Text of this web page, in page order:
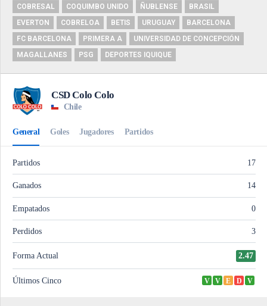
COBRESAL
COQUIMBO UNIDO ÑUBLENSE
BRASIL
EVERTON
COBRELOA BETIS URUGUAY
BARCELONA
FC BARCELONA
PRIMERA A
UNIVERSIDAD DE CONCEPCIÓN
MAGALLANES
PSG DEPORTES IQUIQUE